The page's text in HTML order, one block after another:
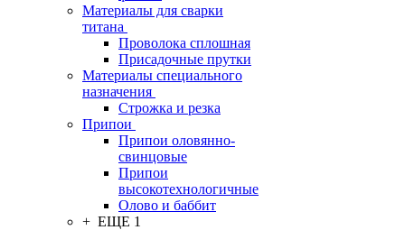
Материалы для сварки
титана
Проволока сплошная
Присадочные прутки
Материалы специального
назначения
Строжка и резка
Припои
Припои оловянно-
свинцовые
Припои
высокотехнологичные
Олово и баббит
+ ЕЩЕ 1